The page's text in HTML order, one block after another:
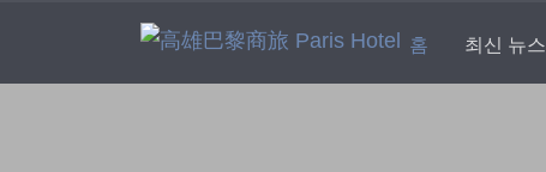
홈 (current)최신 뉴스